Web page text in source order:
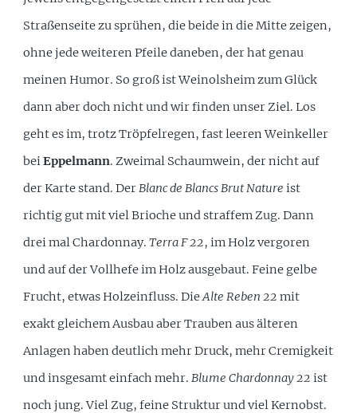
Straßenseite zu sprühen, die beide in die Mitte zeigen,
ohne jede weiteren Pfeile daneben, der hat genau
meinen Humor. So groß ist Weinolsheim zum Glück
dann aber doch nicht und wir finden unser Ziel. Los
geht es im, trotz Tröpfelregen, fast leeren Weinkeller
beiEppelmann. Zweimal Schaumwein, der nicht auf
der Karte stand. DerBlanc de Blancs Brut Nature ist
richtig gut mit viel Brioche und straffem Zug. Dann
drei mal Chardonnay.Terra F 22, im Holz vergoren
und auf der Vollhefe im Holz ausgebaut. Feine gelbe
Frucht, etwas Holzeinfluss. DieAlte Reben 22 mit
exakt gleichem Ausbau aber Trauben aus älteren
Anlagen haben deutlich mehr Druck, mehr Cremigkeit
und insgesamt einfach mehr.Blume Chardonnay 22 ist
noch jung. Viel Zug, feine Struktur und viel Kernobst.